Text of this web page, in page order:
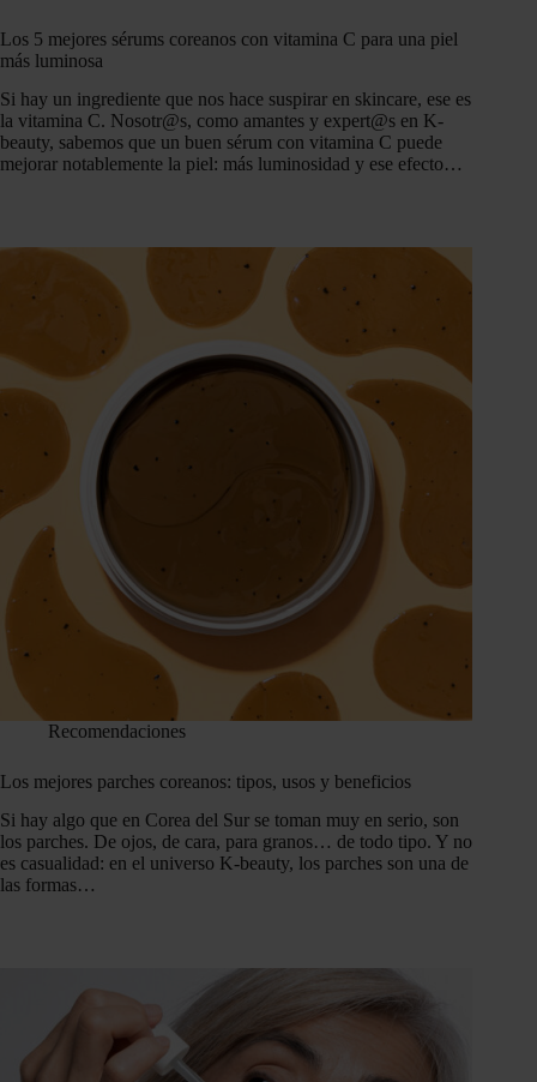
Los 5 mejores sérums coreanos con vitamina C para una piel
más luminosa
Si hay un ingrediente que nos hace suspirar en skincare, ese es
la vitamina C. Nosotr@s, como amantes y expert@s en K-
beauty, sabemos que un buen sérum con vitamina C puede
mejorar notablemente la piel: más luminosidad y ese efecto…
Recomendaciones
Los mejores parches coreanos: tipos, usos y beneficios
Si hay algo que en Corea del Sur se toman muy en serio, son
los parches. De ojos, de cara, para granos… de todo tipo. Y no
es casualidad: en el universo K-beauty, los parches son una de
las formas…